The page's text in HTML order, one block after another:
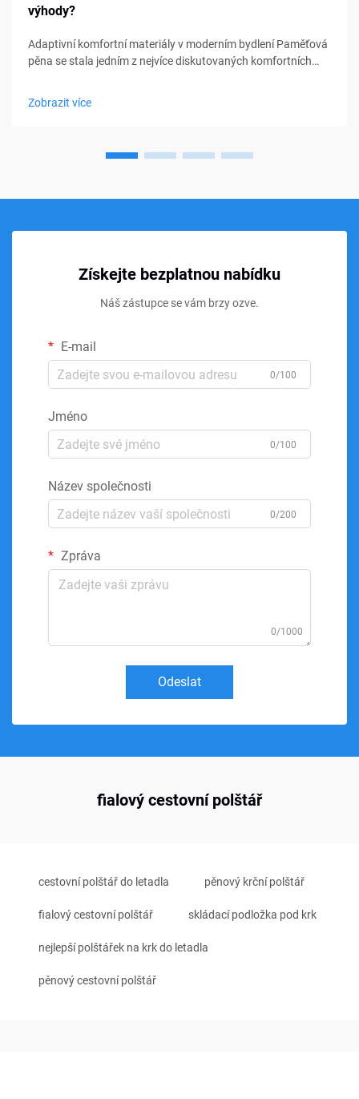
výhody?
Adaptivní komfortní materiály v moderním bydlení Paměťová
pěna se stala jedním z nejvíce diskutovaných komfortních
Zobrazit více
Získejte bezplatnou nabídku
Náš zástupce se vám brzy ozve.
E-mail
0/100
Jméno
0/100
Název společnosti
0/200
Zpráva
0/1000
Odeslat
fialový cestovní polštář
cestovní polštář do letadla pěnový krční polštář
fialový cestovní polštář skládací podložka pod krk
nejlepší polštářek na krk do letadla
pěnový cestovní polštář